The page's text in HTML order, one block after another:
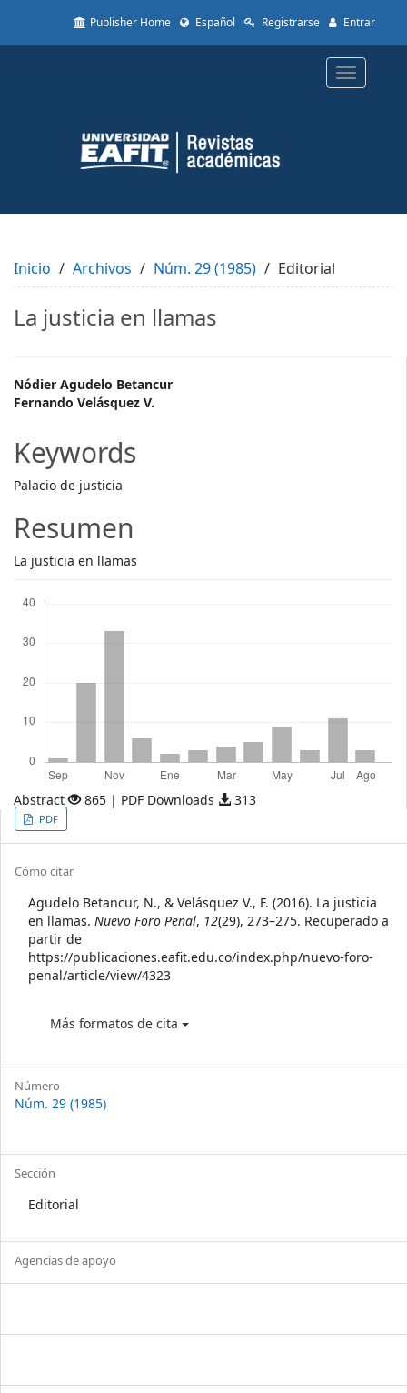
to
Content
Sidebar
Publisher Home Español Registrarse Entrar
Toggle
Inicio Archivos Núm. 29 (1985) Editorial
La justicia en llamas
Main
Article
Content
Nódier Agudelo Betancur
Fernando Velásquez V.
Keywords
Palacio de justicia
Resumen
La justicia en llamas
Abstract 865 | PDF Downloads 313
Article
Sidebar
PDF
Article
Details
Cómo citar
Agudelo Betancur, N., & Velásquez V., F. (2016). La justicia
en llamas. Nuevo Foro Penal, 12(29), 273–275. Recuperado a
partir de
https://publicaciones.eafit.edu.co/index.php/nuevo-foro-
penal/article/view/4323
Más formatos de cita
Número
Núm. 29 (1985)
Sección
Editorial
Agencias de apoyo